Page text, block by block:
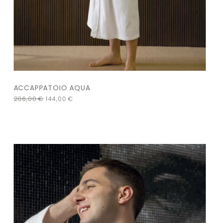
ACCAPPATOIO AQUA
206,00€ 144,00€